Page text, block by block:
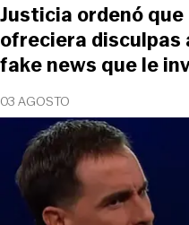
03 AGOSTO
Justicia ordenó
ofreciera disculpas
fake news que le